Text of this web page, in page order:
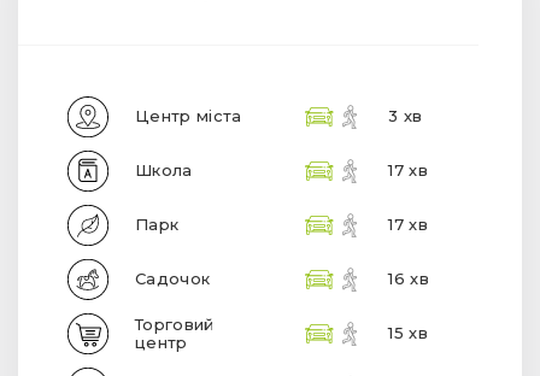
Центр міста 3 хв
Школа 17 хв
Парк 17 хв
Садочок 16 хв
Торговий
центр
15 хв